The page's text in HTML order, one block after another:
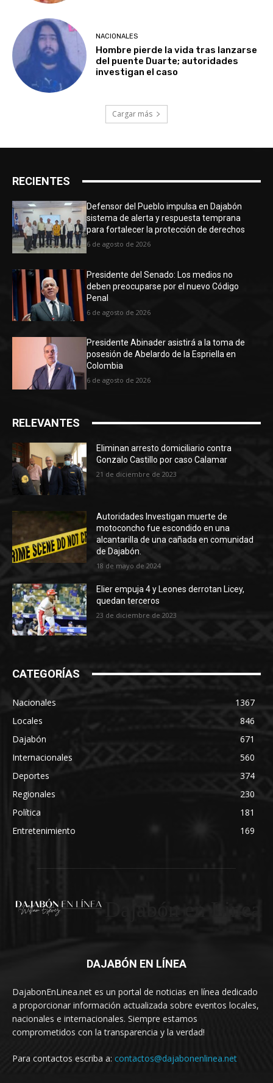
NACIONALES
Hombre pierde la vida tras lanzarse
del puente Duarte; autoridades
investigan el caso
Cargar más
RECIENTES
Defensor del Pueblo impulsa en Dajabón
sistema de alerta y respuesta temprana
para fortalecer la protección de derechos
6 de agosto de 2026
Presidente del Senado: Los medios no
deben preocuparse por el nuevo Código
Penal
6 de agosto de 2026
Presidente Abinader asistirá a la toma de
posesión de Abelardo de la Espriella en
Colombia
6 de agosto de 2026
RELEVANTES
Eliminan arresto domiciliario contra
Gonzalo Castillo por caso Calamar
21 de diciembre de 2023
Autoridades Investigan muerte de
motoconcho fue escondido en una
alcantarilla de una cañada en comunidad
de Dajabón.
18 de mayo de 2024
Elier empuja 4 y Leones derrotan Licey,
quedan terceros
23 de diciembre de 2023
CATEGORÍAS
Nacionales
1367
Locales
846
Dajabón
671
Internacionales
560
Deportes
374
Regionales
230
Política
181
Entretenimiento
169
DAJABÓN EN LÍNEA
DajabonEnLinea.net es un portal de noticias en línea dedicado
a proporcionar información actualizada sobre eventos locales,
nacionales e internacionales. Siempre estamos
comprometidos con la transparencia y la verdad!
Para contactos escriba a: contactos@dajabonenlinea.net